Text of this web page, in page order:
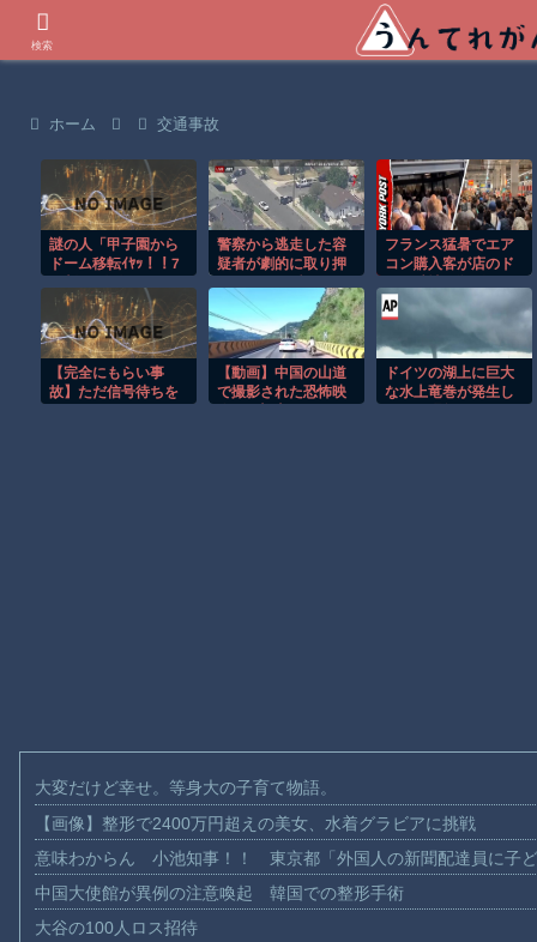
ホーム 交通事故
謎の人「甲子園から
ドーム移転ｲﾔｯ！！7
あどうすんねん
警察から逃走した容
疑者が劇的に取り押
フランス猛暑でエア
コン購入客が店のド
【完全にもらい事
故】ただ信号待ちを
【動画】中国の山道
で撮影された恐怖映
ドイツの湖上に巨大
な水上竜巻が発生し
大変だけど幸せ。等身大の子育て物語。
【画像】整形で2400万円超えの美女、水着グラビアに挑戦
意味わからん 小池知事！！ 東京都「外国人の新聞配達員に子
中国大使館が異例の注意喚起 韓国での整形手術
大谷の100人ロス招待
検索